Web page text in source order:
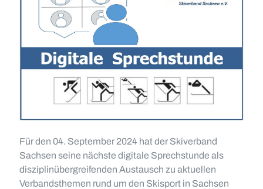
Für den 04. September 2024 hat der Skiverband
Sachsen seine nächste digitale Sprechstunde als
disziplinübergreifenden Austausch zu aktuellen
Verbandsthemen rund um den Skisport in Sachsen